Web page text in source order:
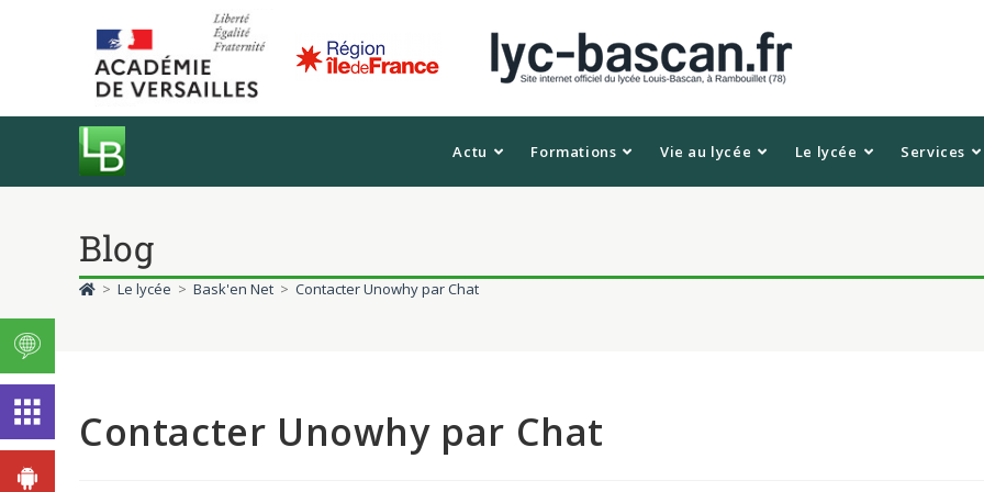
Actu Formations Vie au lycée Le lycée Services
Blog
> Le lycée > Bask'en Net > Contacter Unowhy par Chat
Contacter Unowhy par Chat